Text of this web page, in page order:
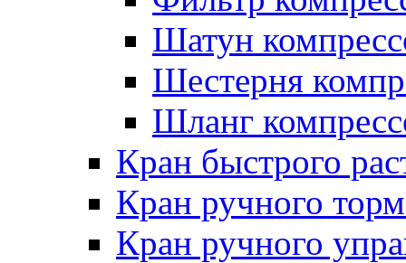
Шатун
Шестерня
Шланг
Кран быстрого
Кран ручного
Кран ручного